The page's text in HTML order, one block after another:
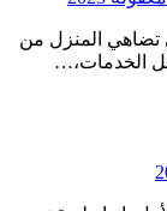
تضاهي المنزل من
الخدمات،…